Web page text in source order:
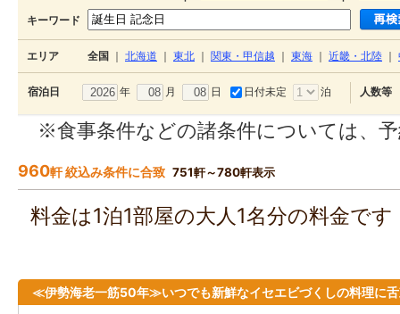
キーワード
エリア 全国 北海道 東北 関東・甲信越 東海 近畿・北陸
宿泊日 年 月 日 日付未定 泊 人数等
※食事条件などの諸条件については、
960軒 絞込み条件に合致 751軒～780軒表示
料金は1泊1部屋の大人1名分の料金で
≪伊勢海老一筋50年≫いつでも新鮮なイセエビづくしの料理に